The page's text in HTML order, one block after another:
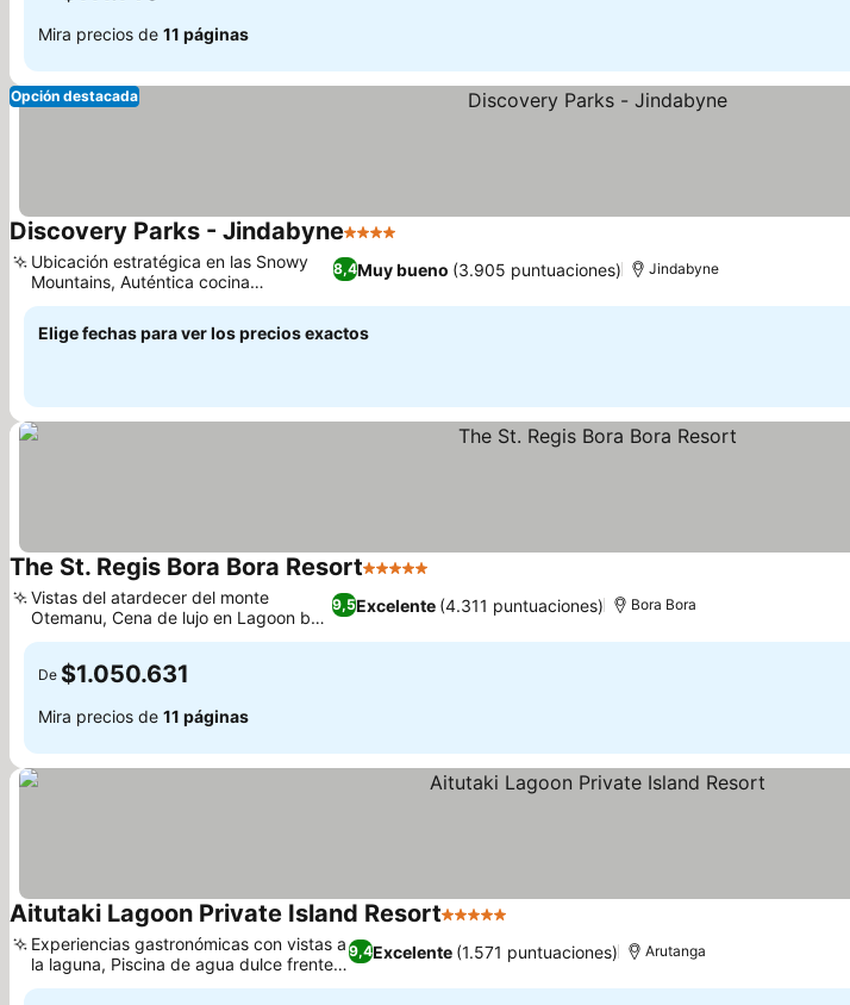
Mira precios de 11 páginas
Opción destacada
Discovery Parks - Jindabyne4 Estrellas
8,4Muy bueno (3.905 puntuaciones)
Ubicación estratégica en las Snowy
Mountains, Auténtica cocina
tailandesa y cafetería
Jindabyne
Elige fechas para ver los precios exactos
The St. Regis Bora Bora Resort5 Estrellas
9,5Excelente (4.311 puntuaciones)
Vistas del atardecer del monte
Otemanu, Cena de lujo en Lagoon by
Jean-Georges
Bora Bora
De $1.050.631
Mira precios de 11 páginas
Aitutaki Lagoon Private Island Resort5 Estrellas
9,4Excelente (1.571 puntuaciones)
Experiencias gastronómicas con vistas a
la laguna, Piscina de agua dulce frente a
la playa
Arutanga